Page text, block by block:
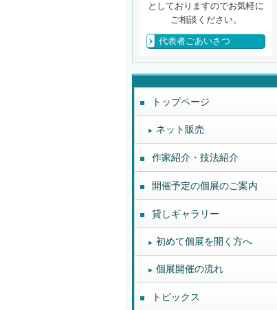
としておりますのでお気軽に
ご相談ください。
代表者ごあいさつ
トップページ
ネット販売
作家紹介・技法紹介
開催予定の個展のご案内
貸しギャラリー
初めて個展を開く方へ
個展開催の流れ
トピックス